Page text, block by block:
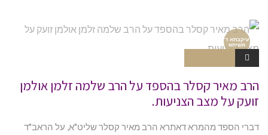
עיקבתא ד
משיחא
הרב מאיר קסלר בהספד על הרב שלמה זלמן אולמן
זועק על מצב הצניעות.
דברי הספד מהמרא דאתרא הרב מאיר קסלר שליט"א, על הראב"ד